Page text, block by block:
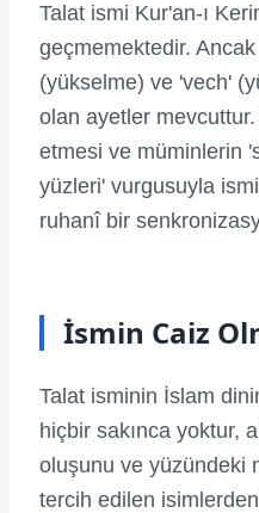
Talat ismi Kur'an-ı
geçmemektedir.
(yükselme) ve 'vech'
olan ayetler
etmesi ve müminlerin
yüzleri' vurgusuyla
ruhanî bir
İsmin Caiz
Talat isminin İslam
hiçbir sakınca yoktur,
oluşunu ve yüzündeki
tercih edilen